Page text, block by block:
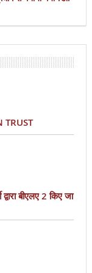
TRUST
बीएलए 2 किए जा